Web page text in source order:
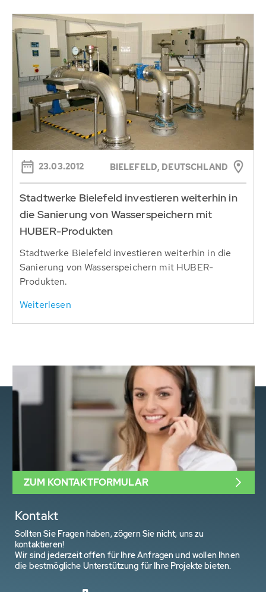
23.03.2012 BIELEFELD, DEUTSCHLAND
Stadtwerke Bielefeld investieren weiterhin in
die Sanierung von Wasserspeichern mit
HUBER-Produkten
Stadtwerke Bielefeld investieren weiterhin in die
Sanierung von Wasserspeichern mit HUBER-
Produkten.
Weiterlesen
Kontakt
Sollten Sie Fragen haben, zögern Sie nicht, uns zu
kontaktieren!
Wir sind jederzeit offen für Ihre Anfragen und wollen Ihnen
die bestmögliche Unterstützung für Ihre Projekte bieten.
ZUM KONTAKTFORMULAR